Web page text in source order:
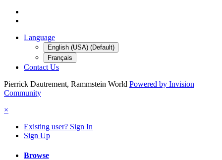
Language
English (USA) (Default)
Français
Contact Us
Pierrick Dautrement, Rammstein World Powered by Invision
Community
×
Existing user? Sign In
Sign Up
Browse